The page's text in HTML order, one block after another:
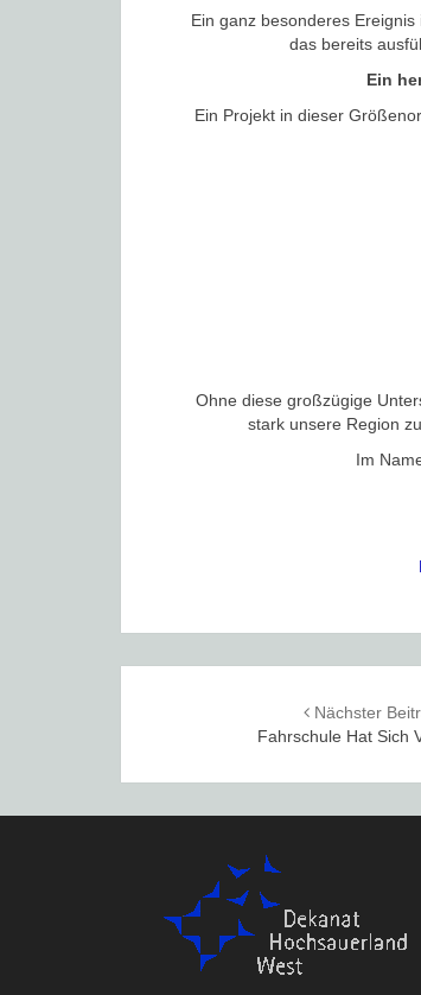
Ein ganz besonderes
das bereits
Ein
Ein Projekt in dieser
Ohne diese großzügige
stark unsere Region
Im
navigation
Nächster
Fahrschule Hat Sich